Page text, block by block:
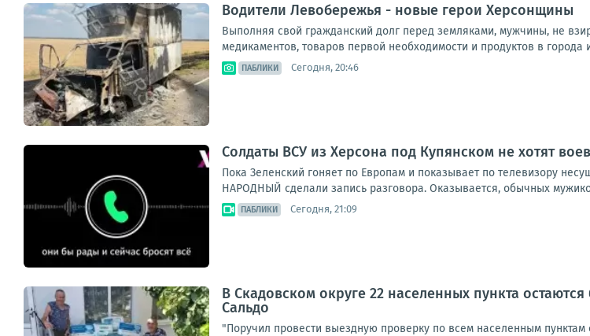
Водители Левобережья - новые герои Херсонщины
Выполняя свой гражданский долг перед земляками, мужчины, не
медикаментов, товаров первой необходимости и продуктов в города
ПАБЛИКИ Сегодня, 20:46
Солдаты ВСУ из Херсона под Купянском не хотят
Пока Зеленский гоняет по Европам и показывает по телевизору
НАРОДНЫЙ сделали запись разговора. Оказывается, обычных
ПАБЛИКИ Сегодня, 21:09
В Скадовском округе 22 населенных пункта
Сальдо
"Поручил провести выездную проверку по всем населенным